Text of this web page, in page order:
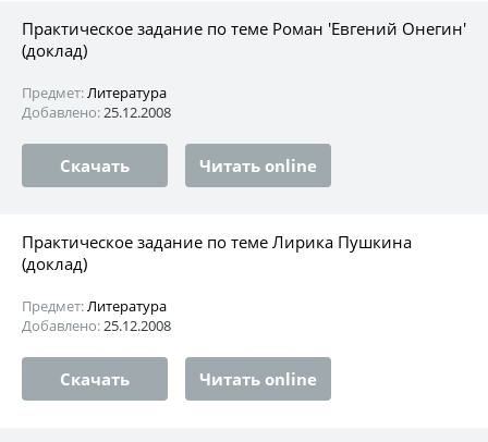
Практическое задание по теме Роман 'Евгений Онегин'
(доклад)
Предмет:Литература
Добавлено:25.12.2008
Скачать Читать online
Практическое задание по теме Лирика Пушкина
(доклад)
Предмет:Литература
Добавлено:25.12.2008
Скачать Читать online